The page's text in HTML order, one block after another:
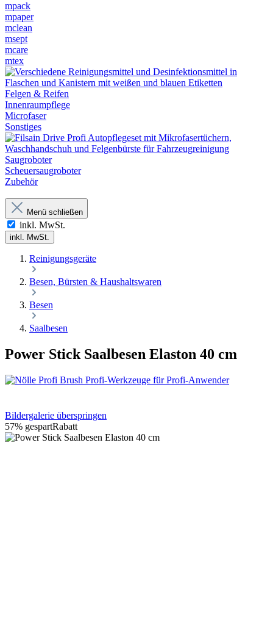
mpack
mpaper
mclean
msept
mcare
mtex
Felgen & Reifen
Innenraumpflege
Microfaser
Sonstiges
Saugroboter
Scheuersaugroboter
Zubehör
Menü schließen
inkl. MwSt.
inkl. MwSt.
Reinigungsgeräte
Besen, Bürsten & Haushaltswaren
Besen
Saalbesen
Power Stick Saalbesen Elaston 40 cm
Bildergalerie überspringen
57% gespartRabatt